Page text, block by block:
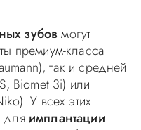
зубов могут
премиум-класса
так и средней
Biomet 3i) или
У всех этих
для имплантации